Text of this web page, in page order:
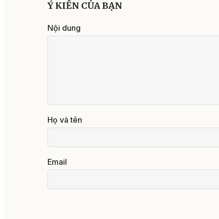
Ý KIẾN CỦA BẠN
Nội dung
Họ và tên
Email